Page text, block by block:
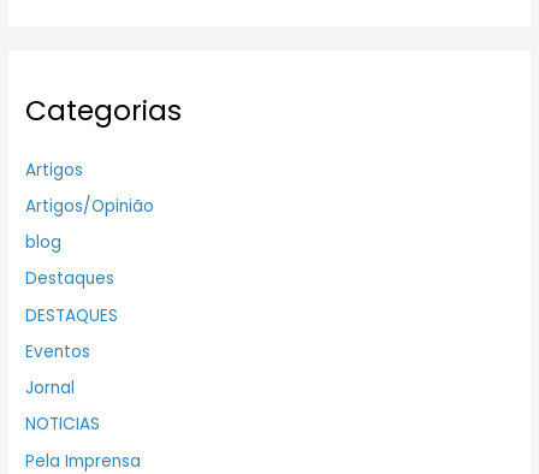
Categorias
Artigos
Artigos/Opinião
blog
Destaques
DESTAQUES
Eventos
Jornal
NOTICIAS
Pela Imprensa